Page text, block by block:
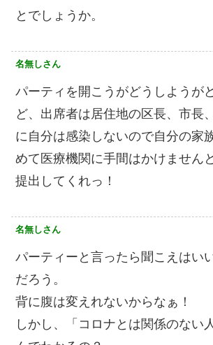
とでしょうか。
名無しさん
パーティを開こうがどうしようが
ど、出席者は居住地の区長、市長
に自分は感染しないので自分の家
めて医療機関に手間はかけません
提出してくれっ！
名無しさん
パーティーと言ったら聞こえはい
だろう。
背に腹は変えれないからなぁ！
しかし、「コロナとは関係のない